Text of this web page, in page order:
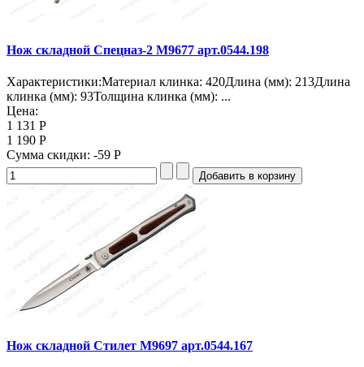
Нож складной Спецназ-2 M9677 арт.0544.198
Характеристики:Материал клинка: 420Длина (мм): 213Длина
клинка (мм): 93Толщина клинка (мм): ...
Цена:
1 131 Р
1 190 Р
Сумма скидки: -59 Р
Нож складной Стилет M9697 арт.0544.167